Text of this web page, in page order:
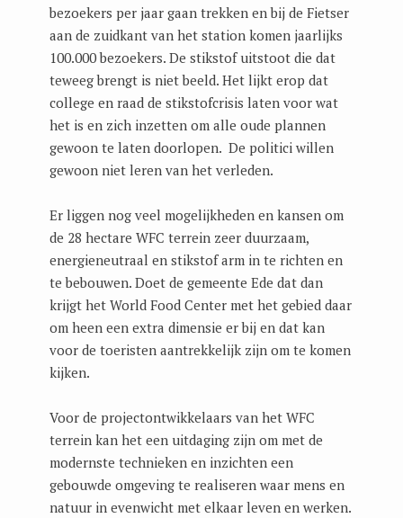
bezoekers per jaar gaan trekken en bij de Fietser
aan de zuidkant van het station komen jaarlijks
100.000 bezoekers. De stikstof uitstoot die dat
teweeg brengt is niet beeld. Het lijkt erop dat
college en raad de stikstofcrisis laten voor wat
het is en zich inzetten om alle oude plannen
gewoon te laten doorlopen. De politici willen
gewoon niet leren van het verleden.
Er liggen nog veel mogelijkheden en kansen om
de 28 hectare WFC terrein zeer duurzaam,
energieneutraal en stikstof arm in te richten en
te bebouwen. Doet de gemeente Ede dat dan
krijgt het World Food Center met het gebied daar
om heen een extra dimensie er bij en dat kan
voor de toeristen aantrekkelijk zijn om te komen
kijken.
Voor de projectontwikkelaars van het WFC
terrein kan het een uitdaging zijn om met de
modernste technieken en inzichten een
gebouwde omgeving te realiseren waar mens en
natuur in evenwicht met elkaar leven en werken.